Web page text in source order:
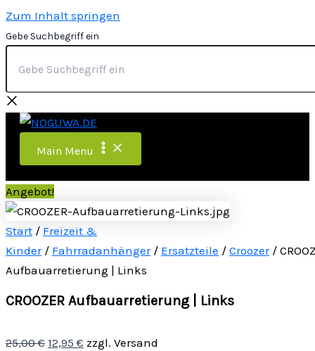
Zum Inhalt springen
Gebe Suchbegriff ein
Main Menu
Angebot!
Start / Freizeit &
Kinder/ Fahrradanhänger/ Ersatzteile / Croozer/
Aufbauarretierung | Links
CROOZER Aufbauarretierung | Links
25,00€ 12,95 € zzgl. Versand